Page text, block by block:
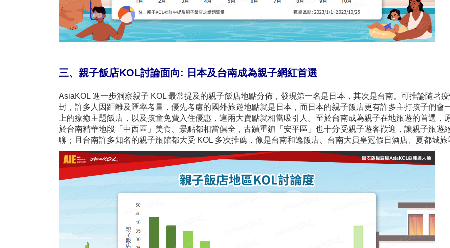
三、親子飯店KOL討論面向: 日本及台南成為親子網紅首選
AsiaKOL 進一步洞察親子 KOL 最常提及的親子飯店地點分佈，發現第一名是日本，其次是台南。可推論隨著
封，許多人因距離及匯率考量，優先考慮的國外旅遊地點就是日本，而日本的親子飯店更有許多主打孩子們會
上的療癒主題飯店，以及孩童免費入住優惠，這兩大賣點就相當吸引人。至於台南成為親子在地旅遊的首選，
於台南精華地段「中西區」美食、景點都相當俱全，古蹟重鎮「安平區」也十分受親子遊客歡迎，讓親子旅遊
聊；且台南許多知名的親子旅館都大受 KOL 多次推薦，像是台南和逸飯店、台南大員皇冠假日酒店、夏都城旅